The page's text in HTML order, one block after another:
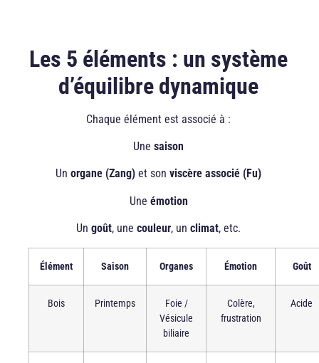
Les 5 éléments : un système
d’équilibre dynamique
Chaque élément est associé à :
Unesaison
Unorgane (Zang) et sonviscère associé (Fu)
Une émotion
Ungoût, unecouleur, unclimat, etc.
Élément Saison Organes Émotion Goût
Bois Printemps
Foie /
Vésicule
biliaire
Colère,
frustration
Acide